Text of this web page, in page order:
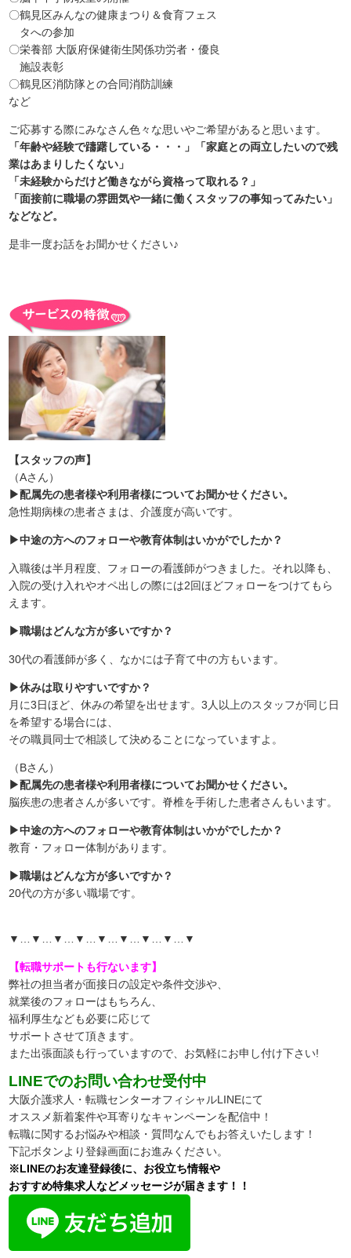
〇鶴見区みんなの健康まつり＆食育フェス
タへの参加
〇栄養部 大阪府保健衛生関係功労者・優良
施設表彰
〇鶴見区消防隊との合同消防訓練
など
ご応募する際にみなさん色々な思いやご希望があると思います。
「年齢や経験で躊躇している・・・」「家庭との両立したいので残
業はあまりしたくない」
「未経験からだけど働きながら資格って取れる？」
「面接前に職場の雰囲気や一緒に働くスタッフの事知ってみたい」
などなど。
是非一度お話をお聞かせください♪
【スタッフの声】
（Aさん）
▶配属先の患者様や利用者様についてお聞かせください。
急性期病棟の患者さまは、介護度が高いです。
▶中途の方へのフォローや教育体制はいかがでしたか？
入職後は半月程度、フォローの看護師がつきました。それ以降も、
入院の受け入れやオペ出しの際には2回ほどフォローをつけてもら
えます。
▶職場はどんな方が多いですか？
30代の看護師が多く、なかには子育て中の方もいます。
▶休みは取りやすいですか？
月に3日ほど、休みの希望を出せます。3人以上のスタッフが同じ日
を希望する場合には、
その職員同士で相談して決めることになっていますよ。
（Bさん）
▶配属先の患者様や利用者様についてお聞かせください。
脳疾患の患者さんが多いです。脊椎を手術した患者さんもいます。
▶中途の方へのフォローや教育体制はいかがでしたか？
教育・フォロー体制があります。
▶職場はどんな方が多いですか？
20代の方が多い職場です。
▼…▼…▼…▼…▼…▼…▼…▼…▼
【転職サポートも行ないます】
弊社の担当者が面接日の設定や条件交渉や、
就業後のフォローはもちろん、
福利厚生なども必要に応じて
サポートさせて頂きます。
また出張面談も行っていますので、 お気軽にお申し付け下さい!
LINEでのお問い合わせ受付中
大阪介護求人・転職センターオフィシャルLINEにて
オススメ新着案件や耳寄りなキャンペーンを配信中！
転職に関するお悩みや相談・質問なんでもお答えいたします！
下記ボタンより登録画面にお進みください。
※LINEのお友達登録後に、お役立ち情報や
おすすめ特集求人などメッセージが届きます！！